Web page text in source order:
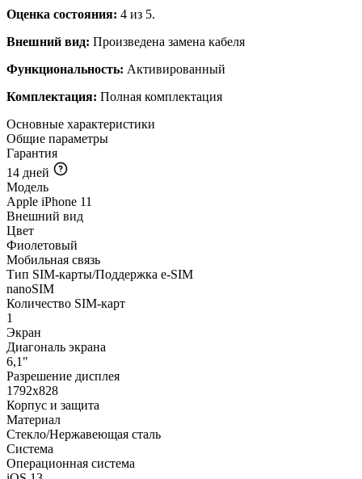
Оценка состояния: 4 из 5.
Внешний вид: Произведена замена кабеля
Функциональность: Активированный
Комплектация: Полная комплектация
Основные характеристики
Общие параметры
Гарантия
14 дней
Модель
Apple iPhone 11
Внешний вид
Цвет
Фиолетовый
Мобильная связь
Тип SIM-карты/Поддержка e-SIM
nanoSIM
Количество SIM-карт
1
Экран
Диагональ экрана
6,1"
Разрешение дисплея
1792x828
Корпус и защита
Материал
Стекло/Нержавеющая сталь
Система
Операционная система